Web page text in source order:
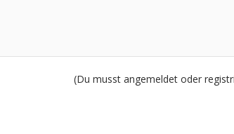
(Du musst angemeldet oder